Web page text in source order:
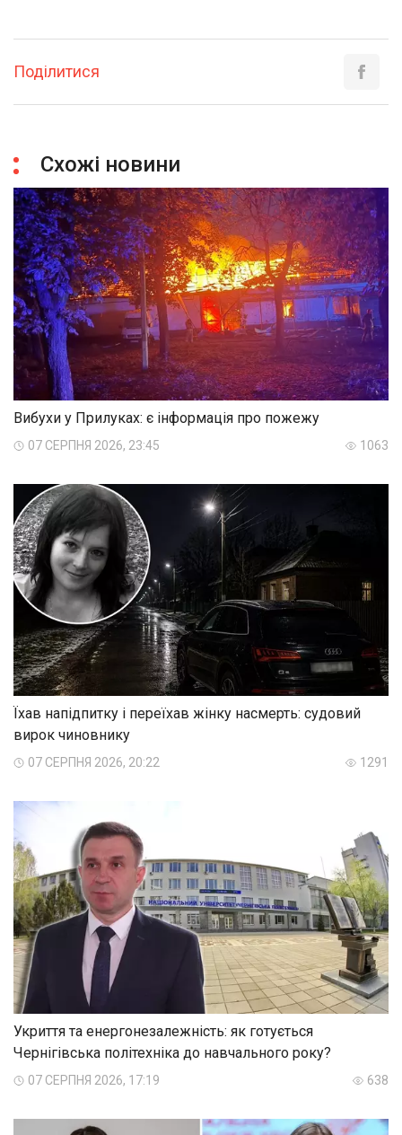
Поділитися
Схожі новини
Вибухи у Прилуках: є інформація про пожежу
07 СЕРПНЯ 2026, 23:45 1063
Їхав напідпитку і переїхав жінку насмерть: судовий
вирок чиновнику
07 СЕРПНЯ 2026, 20:22 1291
Укриття та енергонезалежність: як готується
Чернігівська політехніка до навчального року?
07 СЕРПНЯ 2026, 17:19 638